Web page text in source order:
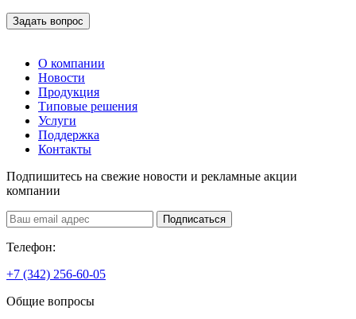
Задать вопрос
О компании
Новости
Продукция
Типовые решения
Услуги
Поддержка
Контакты
Подпишитесь на свежие новости и рекламные акции
компании
Подписаться
Телефон:
+7 (342) 256-60-05
Общие вопросы